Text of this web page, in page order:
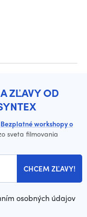
ZĽAVY OD
Bezplatné workshopy o
sveta filmovania
CHCEM ZĽAVY!
osobných údajov